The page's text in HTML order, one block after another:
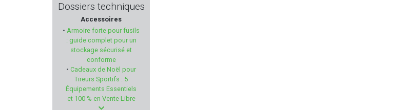
FRANZEN
GHOST INTERNATIONAL
INFAC SAFE
KORTH
Dossiers techniques
Accessoires
• Armoire forte pour fusils
: guide complet pour un
stockage sécurisé et
conforme
• Cadeaux de Noël pour
Tireurs Sportifs : 5
Équipements Essentiels
et 100 % en Vente Libre